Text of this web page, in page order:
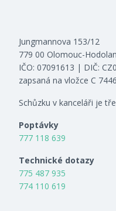
Jungmannova 153/12
779 00 Olomouc-
IČO: 07091613 | DIČ:
zapsaná na vložce C
Schůzku v kanceláři je
Poptávky
777 118 639
Technické dotazy
775 487 935
774 110 619